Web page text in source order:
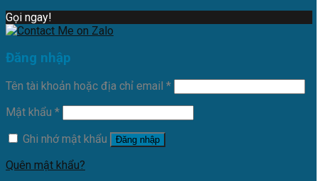
Gọi ngay!
Đăng nhập
Tên tài khoản hoặc địa chỉ email *
Mật khẩu *
Ghi nhớ mật khẩu
Đăng nhập
Quên mật khẩu?